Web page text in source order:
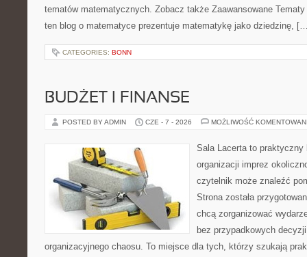
tematów matematycznych. Zobacz także Zaawansowane
ten blog o matematyce prezentuje matematykę jako dziedzinę,
CATEGORIES: BONN
BUDŻET I FINANSE
POSTED BY ADMIN CZE - 7 - 2026 MOŻLIWOŚĆ
Sala Lacerta to praktyczny
organizacji imprez
czytelnik może znaleźć
Strona została
chcą zorganizować
bez przypadkowych
organizacyjnego chaosu. To miejsce dla tych, którzy szukają